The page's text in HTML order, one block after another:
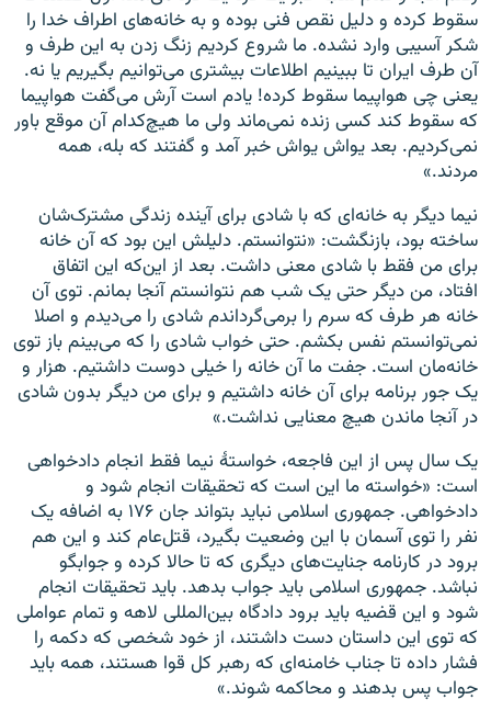
سقوط کرده و دلیل نقص فنی بوده و به خانه‌های اطراف خدا را
شکر آسیبی وارد نشده. ما شروع کردیم زنگ زدن به این طرف و
آن طرف ایران تا ببینیم اطلاعات بیشتری می‌توانیم بگیریم یا نه.
یعنی چی هواپیما سقوط کرده! یادم است آرش می‌گفت هواپیما
که سقوط کند کسی زنده نمی‌ماند ولی ما هیچ‌کدام آن موقع باور
نمی‌کردیم. بعد یواش یواش خبر آمد و گفتند که بله، همه
مردند.»
نیما دیگر به خانه‌‌ای که با شادی برای آینده زندگی مشترک‌شان
ساخته بود، بازنگشت: «نتوانستم. دلیلش این بود که آن خانه
برای من فقط با شادی معنی داشت. بعد از اینکه این اتفاق
افتاد، من دیگر حتی یک شب هم نتوانستم آنجا بمانم. توی آن
خانه هر طرف که سرم را برمی‌گرداندم شادی را می‌دیدم و اصلا
نمی‌توانستم نفس بکشم. حتی خواب شادی را که می‌بینم باز توی
خانه‌مان است. جفت ما آن خانه را خیلی دوست داشتیم. هزار و
یک جور برنامه برای آن خانه داشتیم و برای من دیگر بدون شادی
در آنجا ماندن هیچ معنایی نداشت.»
یک سال پس از این فاجعه، خواستۀ نیما فقط انجام دادخواهی
است: «خواسته ما این است که تحقیقات انجام شود و
دادخواهی. جمهوری اسلامی نباید بتواند جان ۱۷۶ به اضافه یک
نفر را توی آسمان با این وضعیت بگیرد، قتل‌عام کند و این هم
برود در کارنامه جنایت‌های دیگری که تا حالا کرده و جوابگو
نباشد. جمهوری اسلامی باید جواب بدهد. باید تحقیقات انجام
شود و این قضیه باید برود دادگاه بین‌المللی لاهه و تمام عواملی
که توی این داستان دست داشتند، از خود شخصی که دکمه را
فشار داده تا جناب خامنه‌‌ای که رهبر کل قوا هستند، همه باید
جواب پس بدهند و محاکمه شوند.»